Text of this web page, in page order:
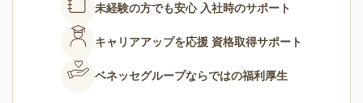
未経験の方でも安心 入社時のサポート
キャリアアップを応援 資格取得サポート
ベネッセグループならではの福利厚生